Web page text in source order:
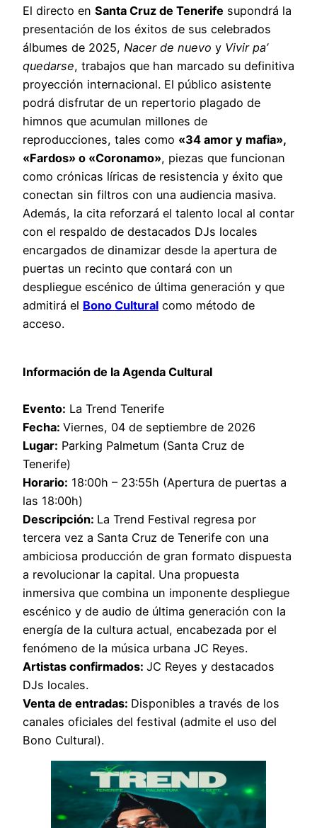
El directo en Santa Cruz de Tenerife supondrá la
presentación de los éxitos de sus celebrados
álbumes de 2025, Nacer de nuevo y Vivir pa’
quedarse, trabajos que han marcado su definitiva
proyección internacional. El público asistente
podrá disfrutar de un repertorio plagado de
himnos que acumulan millones de
reproducciones, tales como «34 amor y mafia»,
«Fardos» o «Coronamo», piezas que funcionan
como crónicas líricas de resistencia y éxito que
conectan sin filtros con una audiencia masiva.
Además, la cita reforzará el talento local al contar
con el respaldo de destacados DJs locales
encargados de dinamizar desde la apertura de
puertas un recinto que contará con un
despliegue escénico de última generación y que
admitirá el Bono Cultural como método de
acceso.
Información de la Agenda Cultural
Evento: La Trend Tenerife
Fecha: Viernes, 04 de septiembre de 2026
Lugar: Parking Palmetum (Santa Cruz de
Tenerife)
Horario: 18:00h – 23:55h (Apertura de puertas a
las 18:00h)
Descripción: La Trend Festival regresa por
tercera vez a Santa Cruz de Tenerife con una
ambiciosa producción de gran formato dispuesta
a revolucionar la capital. Una propuesta
inmersiva que combina un imponente despliegue
escénico y de audio de última generación con la
energía de la cultura actual, encabezada por el
fenómeno de la música urbana JC Reyes.
Artistas confirmados: JC Reyes y destacados
DJs locales.
Venta de entradas: Disponibles a través de los
canales oficiales del festival (admite el uso del
Bono Cultural).